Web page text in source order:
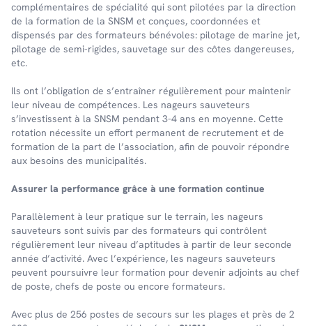
complémentaires de spécialité qui sont pilotées par la direction
de la formation de la SNSM et conçues, coordonnées et
dispensés par des formateurs bénévoles: pilotage de marine jet,
pilotage de semi-rigides, sauvetage sur des côtes dangereuses,
etc.
Ils ont l’obligation de s’entraîner régulièrement pour maintenir
leur niveau de compétences. Les nageurs sauveteurs
s’investissent à la SNSM pendant 3-4 ans en moyenne. Cette
rotation nécessite un effort permanent de recrutement et de
formation de la part de l’association, afin de pouvoir répondre
aux besoins des municipalités.
Assurer la performance grâce à une formation continue
Parallèlement à leur pratique sur le terrain, les nageurs
sauveteurs sont suivis par des formateurs qui contrôlent
régulièrement leur niveau d’aptitudes à partir de leur seconde
année d’activité. Avec l’expérience, les nageurs sauveteurs
peuvent poursuivre leur formation pour devenir adjoints au chef
de poste, chefs de poste ou encore formateurs.
Avec plus de 256 postes de secours sur les plages et près de 2